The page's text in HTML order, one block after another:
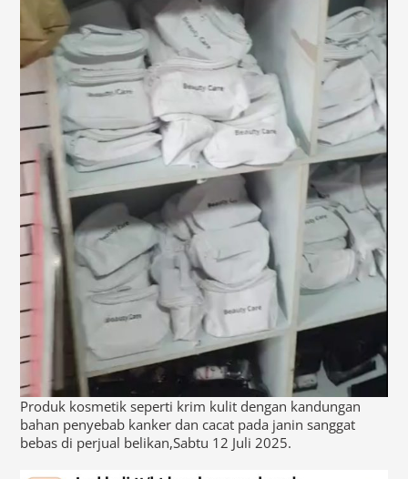
Produk kosmetik seperti krim kulit dengan kandungan
bahan penyebab kanker dan cacat pada janin sanggat
bebas di perjual belikan,Sabtu 12 Juli 2025.